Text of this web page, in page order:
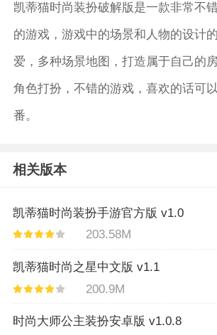
凯蒂猫时尚装扮破解版是一款非常不
的游戏，游戏中的场景和人物的设计
爱，多种场景地图，打造属于自己的
角色打扮，不错的游戏，喜欢的话可
番。
相关版本
凯蒂猫时尚装扮手游官方版 v1.0
203.58M
凯蒂猫时尚之星中文版 v1.1
200.9M
时尚大师公主装扮安卓版 v1.0.8